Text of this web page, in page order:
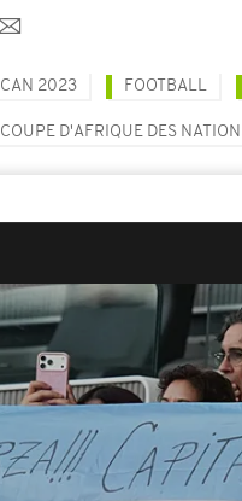
CAN 2023 FOOTBALL
COUPE D'AFRIQUE DES